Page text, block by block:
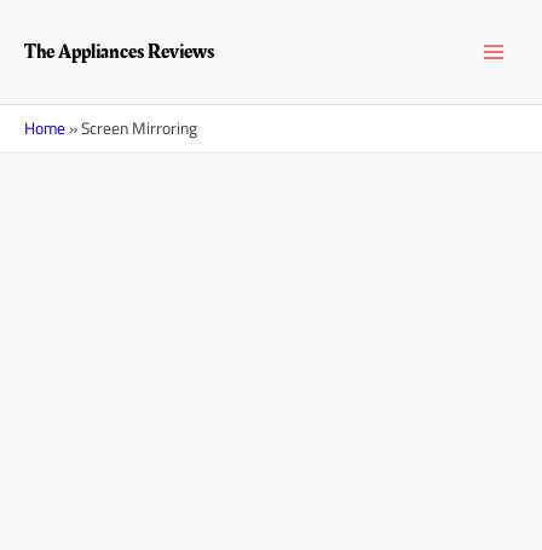
содержимому
The Appliances Reviews
Home»Screen Mirroring